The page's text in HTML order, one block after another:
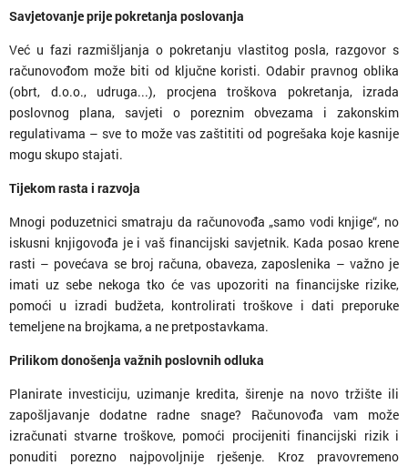
Savjetovanje prije pokretanja poslovanja
Već u fazi razmišljanja o pokretanju vlastitog posla, razgovor s
računovođom može biti od ključne koristi. Odabir pravnog oblika
(obrt, d.o.o., udruga...), procjena troškova pokretanja, izrada
poslovnog plana, savjeti o poreznim obvezama i zakonskim
regulativama – sve to može vas zaštititi od pogrešaka koje kasnije
mogu skupo stajati.
Tijekom rasta i razvoja
Mnogi poduzetnici smatraju da računovođa „samo vodi knjige“, no
iskusni knjigovođa je i vaš financijski savjetnik. Kada posao krene
rasti – povećava se broj računa, obaveza, zaposlenika – važno je
imati uz sebe nekoga tko će vas upozoriti na financijske rizike,
pomoći u izradi budžeta, kontrolirati troškove i dati preporuke
temeljene na brojkama, a ne pretpostavkama.
Prilikom donošenja važnih poslovnih odluka
Planirate investiciju, uzimanje kredita, širenje na novo tržište ili
zapošljavanje dodatne radne snage? Računovođa vam može
izračunati stvarne troškove, pomoći procijeniti financijski rizik i
ponuditi porezno najpovoljnije rješenje. Kroz pravovremeno